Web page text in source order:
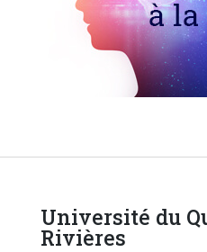
Université du
Rivières